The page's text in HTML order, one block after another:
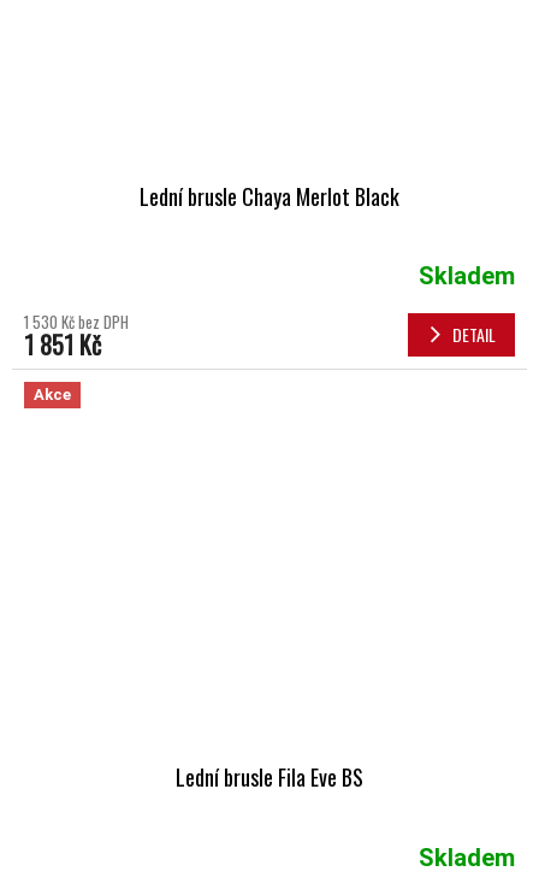
Lední brusle Chaya Merlot Black
Skladem
1 530 Kč bez DPH
1 851 Kč DETAIL
Akce
Lední brusle Fila Eve BS
Skladem